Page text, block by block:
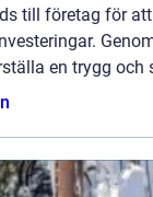
till företag för
en trygg och